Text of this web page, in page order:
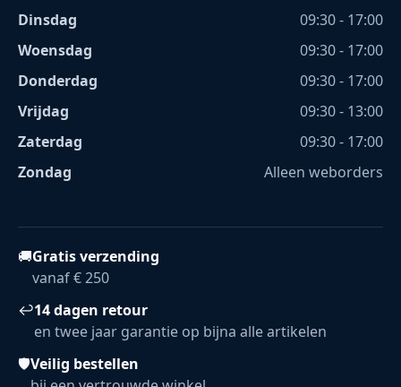
Dinsdag
09:30 - 17:00
Woensdag
09:30 - 17:00
Donderdag
09:30 - 17:00
Vrijdag
09:30 - 13:00
Zaterdag
09:30 - 17:00
Zondag
Alleen weborders
🚚Gratis verzending
vanaf € 250
↩14 dagen retour
en twee jaar garantie op bijna alle artikelen
🛡Veilig bestellen